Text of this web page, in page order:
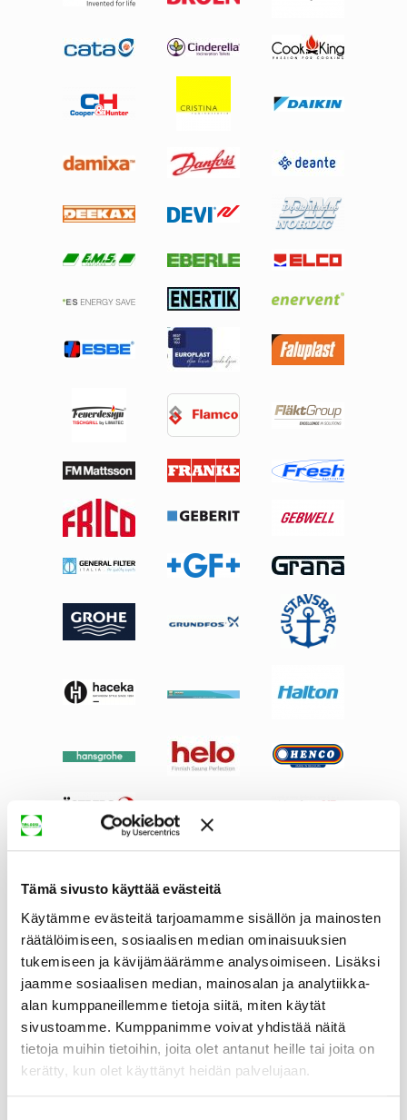
Tämä sivusto käyttää evästeitä
Käytämme evästeitä tarjoamamme sisällön ja mainosten
räätälöimiseen, sosiaalisen median ominaisuuksien
tukemiseen ja kävijämäärämme analysoimiseen. Lisäksi
jaamme sosiaalisen median, mainosalan ja analytiikka-
alan kumppaneillemme tietoja siitä, miten käytät
sivustoamme. Kumppanimme voivat yhdistää näitä
tietoja muihin tietoihin, joita olet antanut heille tai joita on
kerätty, kun olet käyttänyt heidän palvelujaan.